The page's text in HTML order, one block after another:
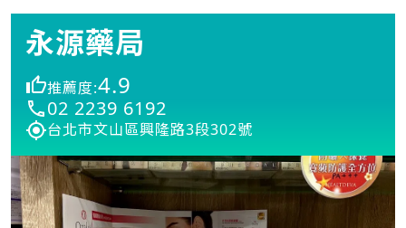
永源藥局
推薦度:4.9
02 2239 6192
台北市文山區興隆路3段302號